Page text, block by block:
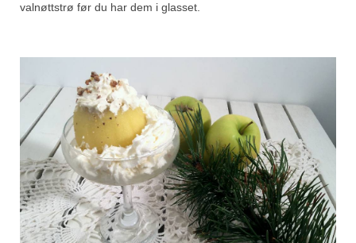
valnøttstrø før du har dem i glasset.